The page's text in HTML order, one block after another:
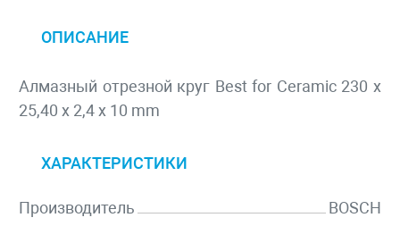
ОПИСАНИЕ
Алмазный отрезной круг Best for Ceramic 230 x
25,40 x 2,4 x 10 mm
ХАРАКТЕРИСТИКИ
Производитель
BOSCH